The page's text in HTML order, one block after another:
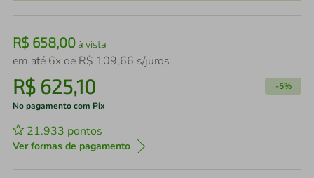
R$ 658,00à vista
em até 6x de R$ 109,66 s/juros
R$ 625,10 -5%
No pagamento com Pix
21.933 pontos
Ver formas de pagamento